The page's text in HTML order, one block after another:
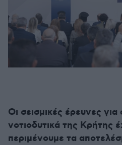
Οι σεισμικές έρευνες
νοτιοδυτικά της Κρήτης
περιμένουμε τα